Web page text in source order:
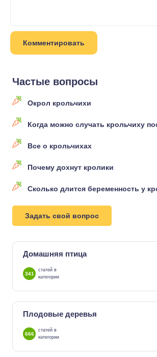
Частые вопросы
Окрол крольчихи
Когда можно случать крольчиху
Все о крольчихах
Почему дохнут кролики
Сколько длится беременность у
Задать свой вопрос
Домашняя птица
341
статей в
категории
Плодовые деревья
666
статей в
категории